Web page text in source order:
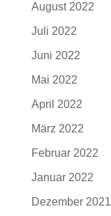
August 2022
Juli 2022
Juni 2022
Mai 2022
April 2022
März 2022
Februar 2022
Januar 2022
Dezember 2021